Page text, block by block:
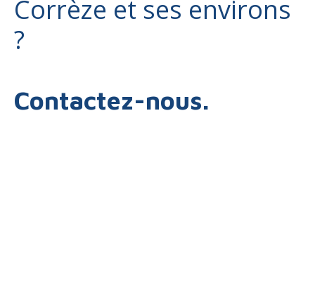
Corrèze et ses environs
?
Contactez-nous.